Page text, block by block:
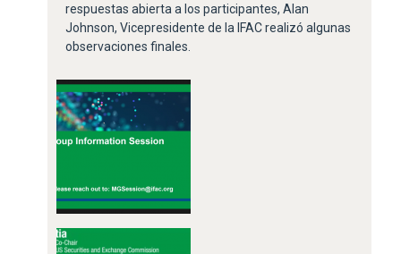
respuestas abierta a los participantes, Alan
Johnson, Vicepresidente de la IFAC realizó algunas
observaciones finales.